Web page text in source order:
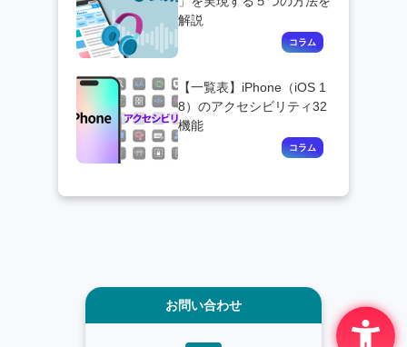
解説
【一覧表】iPhone（iOS 1
8）のアクセシビリティ32
機能
お問い合わせ